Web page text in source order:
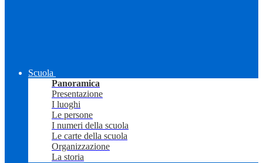
Scuola
Panoramica
Presentazione
I luoghi
Le persone
I numeri della scuola
Le carte della scuola
Organizzazione
La storia